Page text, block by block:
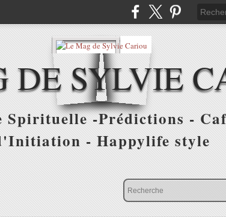
DE SYLVIE
-Prédictions -
- Happylife style